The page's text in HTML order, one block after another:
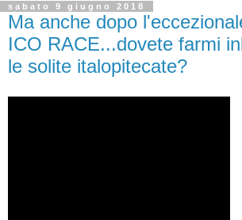
sabato 9 giugno 2018
Ma anche dopo
ICO RACE...dovete farmi
le solite italopitecate?